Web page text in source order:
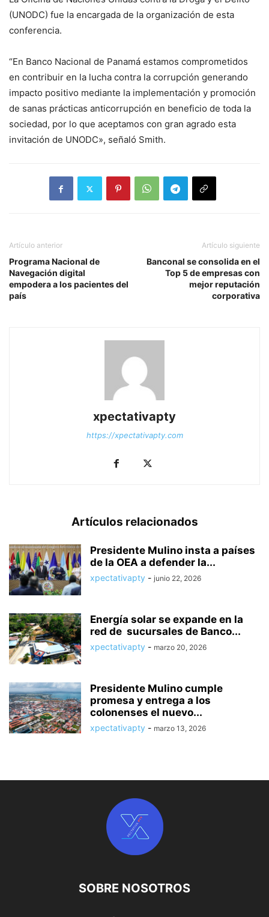
(UNODC) fue la encargada de la organización de esta
conferencia.
“En Banco Nacional de Panamá estamos comprometidos
en contribuir en la lucha contra la corrupción generando
impacto positivo mediante la implementación y promoción
de sanas prácticas anticorrupción en beneficio de toda la
sociedad, por lo que aceptamos con gran agrado esta
invitación de UNODC», señaló Smith.
Artículo anterior
Programa Nacional de
Navegación digital
empodera a los pacientes del
país
Artículo siguiente
Banconal se consolida en el
Top 5 de empresas con
mejor reputación
corporativa
xpectativapty
https://xpectativapty.com
Artículos relacionados
Presidente Mulino insta a países
de la OEA a defender la...
xpectativapty - junio 22, 2026
Energía solar se expande en la
red de sucursales de Banco...
xpectativapty - marzo 20, 2026
Presidente Mulino cumple
promesa y entrega a los
colonenses el nuevo...
xpectativapty - marzo 13, 2026
SOBRE NOSOTROS